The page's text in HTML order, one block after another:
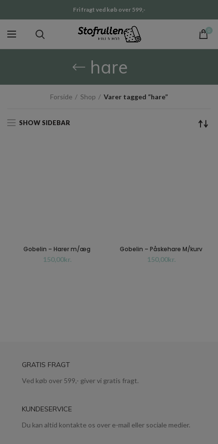
Fri fragt ved køb over 599,-
0
hare
Forside Shop Varer tagged “hare”
SHOW SIDEBAR
Gobelin – Harer m/æg
kr.
Gobelin – Påskehare M/kurv
kr.
GRATIS FRAGT
Ved køb over 599,- giver vi gratis fragt.
KUNDESERVICE
Du kan altid kontakte os over e-mail eller sociale medier.